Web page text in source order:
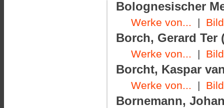
Bolognesischer
Werke von... |
Borch, Gerard Ter
Werke von... |
Borcht, Kaspar
Werke von... |
Bornemann,